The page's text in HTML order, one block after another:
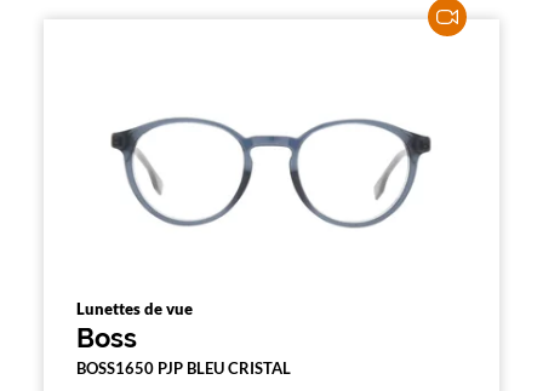
Lunettes de vue
Boss
BOSS1650 PJP BLEU CRISTAL